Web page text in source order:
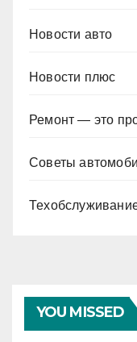
Новости авто
Новости плюс
Ремонт — это
Советы
YOU MISSED